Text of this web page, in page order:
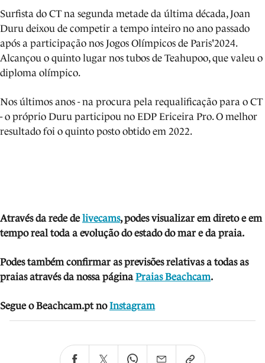
Surfista do CT na segunda metade da última década, Joan
Duru deixou de competir a tempo inteiro no ano passado
após a participação nos Jogos Olímpicos de Paris'2024.
Alcançou o quinto lugar nos tubos de Teahupoo, que valeu o
diploma olímpico.
Nos últimos anos - na procura pela requalificação para o CT
- o próprio Duru participou no EDP Ericeira Pro. O melhor
resultado foi o quinto posto obtido em 2022.
Através da rede delivecams, podes visualizar em direto e em
tempo real toda a evolução do estado do mar e da praia.
Podes também confirmar as previsões relativas a todas as
praias através da nossa página Praias Beachcam.
Segue o Beachcam.pt no Instagram